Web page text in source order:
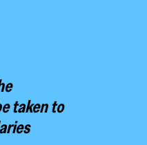
taken to